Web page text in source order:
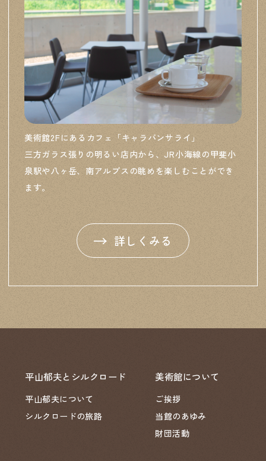
美術館2Fにあるカフェ「キャラバンサライ」
三方ガラス張りの明るい店内から、JR小海線の甲斐小
泉駅や八ヶ岳、南アルプスの眺めを楽しむことができ
ます。
詳しくみる
平山郁夫とシルクロード
平山郁夫について
シルクロードの旅路
美術館について
ご挨拶
当館のあゆみ
財団活動